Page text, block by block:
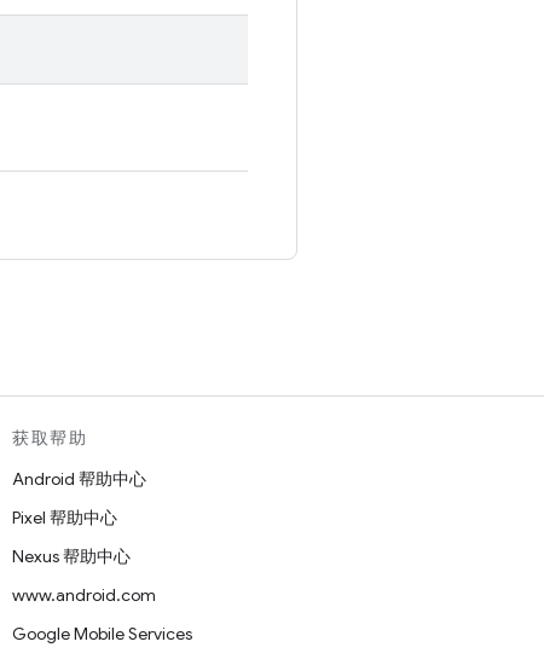
获取帮助
Android 帮助中心
Pixel 帮助中心
Nexus 帮助中心
www.android.com
Google Mobile Services